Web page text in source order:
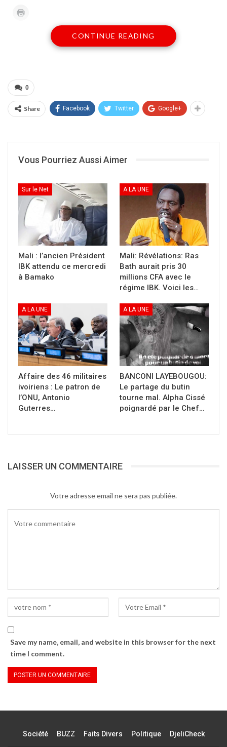
imprimer(ouvre
nouvelle
CONTINUE READING
0
Share Facebook Twitter Google+
Vous Pourriez Aussi Aimer
Sur le Net
Mali : l’ancien Président
IBK attendu ce mercredi
à Bamako
A LA UNE
Mali: Révélations: Ras
Bath aurait pris 30
millions CFA avec le
régime IBK. Voici les…
A LA UNE
Affaire des 46 militaires
ivoiriens : Le patron de
l’ONU, Antonio
Guterres…
A LA UNE
BANCONI LAYEBOUGOU:
Le partage du butin
tourne mal. Alpha Cissé
poignardé par le Chef…
LAISSER UN COMMENTAIRE
Votre adresse email ne sera pas publiée.
Save my name, email, and website in this browser for the next
time I comment.
Société BUZZ Faits Divers Politique DjeliCheck